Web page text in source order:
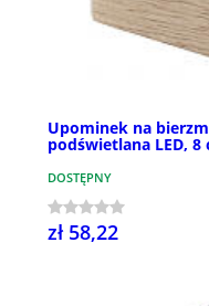
Upominek na
podświetlana LED, 8
DOSTĘPNY
zł 58,22